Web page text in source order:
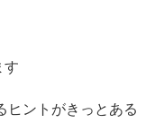
す
ヒントがきっとある